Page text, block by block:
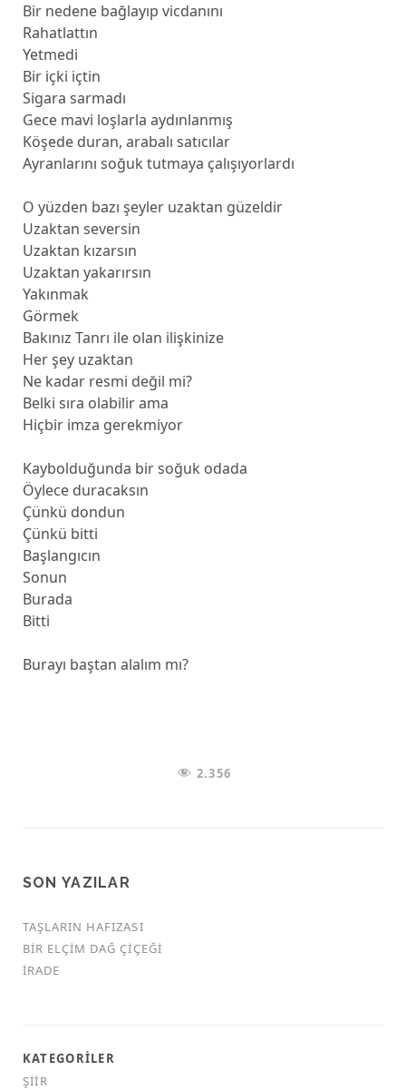
Bir nedene bağlayıp vicdanını
Rahatlattın
Yetmedi
Bir içki içtin
Sigara sarmadı
Gece mavi loşlarla aydınlanmış
Köşede duran, arabalı satıcılar
Ayranlarını soğuk tutmaya çalışıyorlardı
O yüzden bazı şeyler uzaktan güzeldir
Uzaktan seversin
Uzaktan kızarsın
Uzaktan yakarırsın
Yakınmak
Görmek
Bakınız Tanrı ile olan ilişkinize
Her şey uzaktan
Ne kadar resmi değil mi?
Belki sıra olabilir ama
Hiçbir imza gerekmiyor
Kaybolduğunda bir soğuk odada
Öylece duracaksın
Çünkü dondun
Çünkü bitti
Başlangıcın
Sonun
Burada
Bitti
Burayı baştan alalım mı?
2.356
SON YAZILAR
TAŞLARIN HAFIZASI
BIR ELÇIM DAĞ ÇIÇEĞI
İRADE
KATEGORILER
ŞIIR